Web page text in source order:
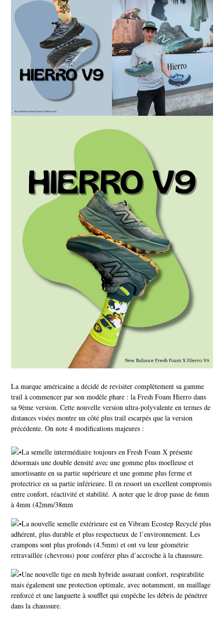
La marque américaine a décidé de revisiter complètement sa gamme
trail à commencer par son modèle phare : la Fresh Foam Hierro dans
sa 9ème version. Cette nouvelle version ultra-polyvalente en termes de
distances visées montre un côté plus trail escarpés que la version
précédente. On note 4 modifications majeures :
La semelle intermédiaire toujours en Fresh Foam X présente
désormais une double densité avec une gomme plus moelleuse et
amortissante en sa partie supérieure et une gomme plus ferme et
protectrice en sa partie inférieure. Il en ressort un excellent compromis
entre confort, réactivité et stabilité. A noter que le drop passe de 6mm
à 4mm (42mm/38mm
La nouvelle semelle extérieure est en Vibram Ecostep Recyclé plus
adhérent, plus durable et plus respectueux de l’environnement. Les
crampons sont plus profonds (4.5mm) et ont vu leur géométrie
retravaillée (chevrons) pour conférer plus d’accroche à la chaussure.
Une nouvelle tige en mesh hybride assurant confort, respirabilite
mais également une protection optimale, avec notamment, un maillage
renforcé et une languette à soufflet qui empêche les débris de pénétrer
dans la chaussure.